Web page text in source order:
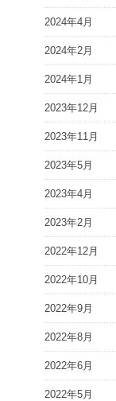
2024年4月
2024年2月
2024年1月
2023年12月
2023年11月
2023年5月
2023年4月
2023年2月
2022年12月
2022年10月
2022年9月
2022年8月
2022年6月
2022年5月